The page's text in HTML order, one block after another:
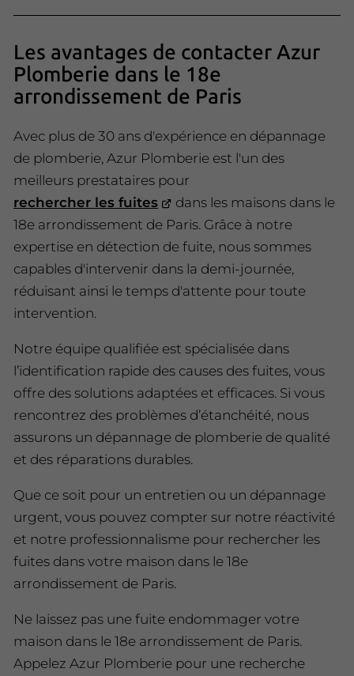
Les avantages de contacter Azur
Plomberie dans le 18e
arrondissement de Paris
Avec plus de 30 ans d'expérience en dépannage
de plomberie, Azur Plomberie est l'un des
meilleurs prestataires pour
rechercher les fuites
dans les maisons dans le
18e arrondissement de Paris. Grâce à notre
expertise en détection de fuite, nous sommes
capables d'intervenir dans la demi-journée,
réduisant ainsi le temps d'attente pour toute
intervention.
Notre équipe qualifiée est spécialisée dans
l’identification rapide des causes des fuites, vous
offre des solutions adaptées et efficaces. Si vous
rencontrez des problèmes d’étanchéité, nous
assurons un dépannage de plomberie de qualité
et des réparations durables.
Que ce soit pour un entretien ou un dépannage
urgent, vous pouvez compter sur notre réactivité
et notre professionnalisme pour rechercher les
fuites dans votre maison dans le 18e
arrondissement de Paris.
Ne laissez pas une fuite endommager votre
maison dans le 18e arrondissement de Paris.
Appelez Azur Plomberie pour une recherche